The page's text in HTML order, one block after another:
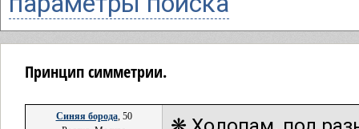
Принцип симметрии.
Синяя борода, 50